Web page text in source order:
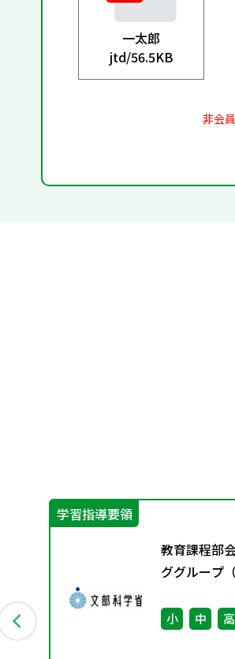
一太郎
jtd/56.5KB
非会
学習指導要領
教育課程部
ググループ
小 中 高